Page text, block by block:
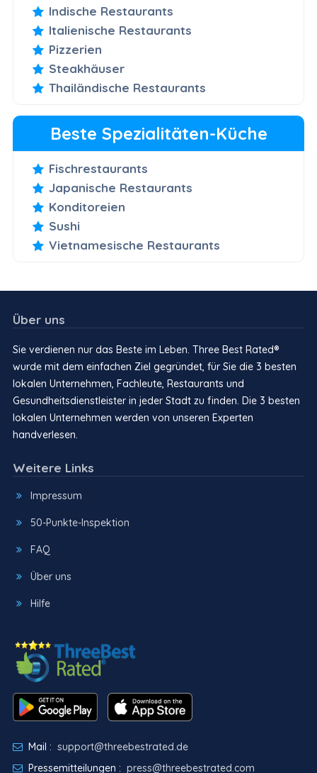
Indische Restaurants
Italienische Restaurants
Pizzerien
Steakhäuser
Thailändische Restaurants
Beste Spezialitäten-Küche
Fischrestaurants
Japanische Restaurants
Konditoreien
Sushi
Vietnamesische Restaurants
Über uns
Sie verdienen nur das Beste im Leben. Three Best Rated®
wurde mit dem einfachen Ziel gegründet, für Sie die 3 besten
lokalen Unternehmen, Fachleute, Restaurants und
Gesundheitsdienstleister in jeder Stadt zu finden. Die 3 besten
lokalen Unternehmen werden von unseren Experten
handverlesen.
Weitere Links
Impressum
50-Punkte-Inspektion
FAQ
Über uns
Hilfe
Mail : support@threebestrated.de
Pressemitteilungen : press@threebestrated.com